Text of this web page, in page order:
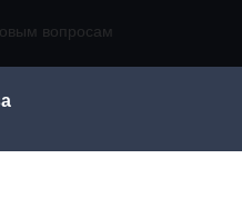
государственных